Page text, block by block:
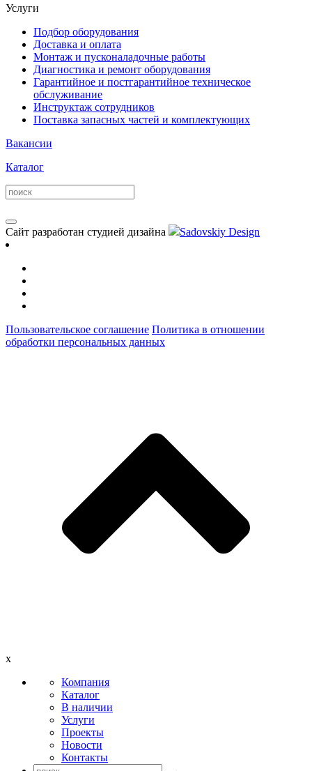
Услуги
Подбор оборудования
Доставка и оплата
Монтаж и пусконаладочные работы
Диагностика и ремонт оборудования
Гарантийное и постгарантийное техническое
обслуживание
Инструктаж сотрудников
Поставка запасных частей и комплектующих
Вакансии
Каталог
Сайт разработан студией дизайна Sadovskiy Design
Пользовательское соглашение Политика в отношении
обработки персональных данных
x
Компания
Каталог
В наличии
Услуги
Проекты
Новости
Контакты